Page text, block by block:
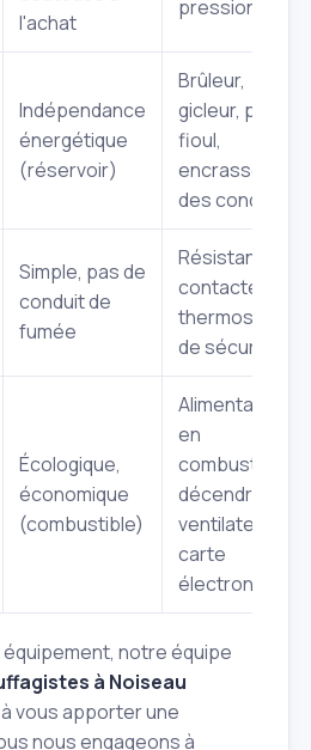
l'achat
pression
Indépendance
énergétique
(réservoir)
Brûleur,
gicleur, pompe
fioul,
encrassement
des conduits
Simple, pas de
conduit de
fumée
Résistances,
contacteurs,
thermostats
de sécurité
Écologique,
économique
(combustible)
Alimentation
en
combustible,
décendrage,
ventilateur,
carte
électronique
notre équipe
à Noiseau
vous apporter une
nous engageons à